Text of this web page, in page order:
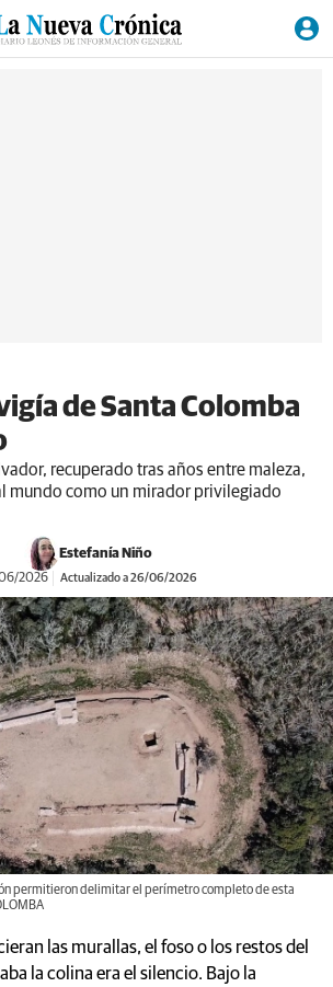
de Santa Colomba
recuperado tras años entre maleza,
mundo como un mirador privilegiado
Estefanía Niño
2026 Actualizado a 26/06/2026
permitieron delimitar el perímetro completo de esta
las murallas, el foso o los restos del
la colina era el silencio. Bajo la